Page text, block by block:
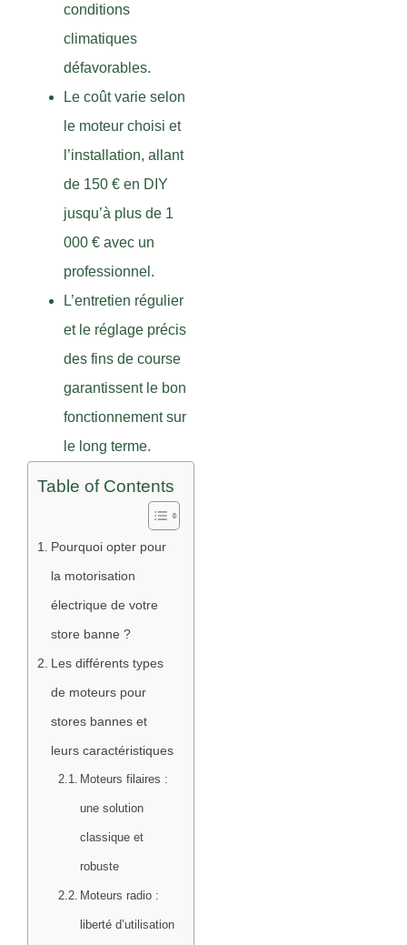
conditions
climatiques
défavorables.
Le coût varie selon
le moteur choisi et
l’installation, allant
de 150 € en DIY
jusqu’à plus de 1
000 € avec un
professionnel.
L’entretien régulier
et le réglage précis
des fins de course
garantissent le bon
fonctionnement sur
le long terme.
Table of Contents
Pourquoi opter pour
la motorisation
électrique de votre
store banne ?
Les différents types
de moteurs pour
stores bannes et
leurs caractéristiques
Moteurs filaires :
une solution
classique et
robuste
Moteurs radio :
liberté d’utilisation